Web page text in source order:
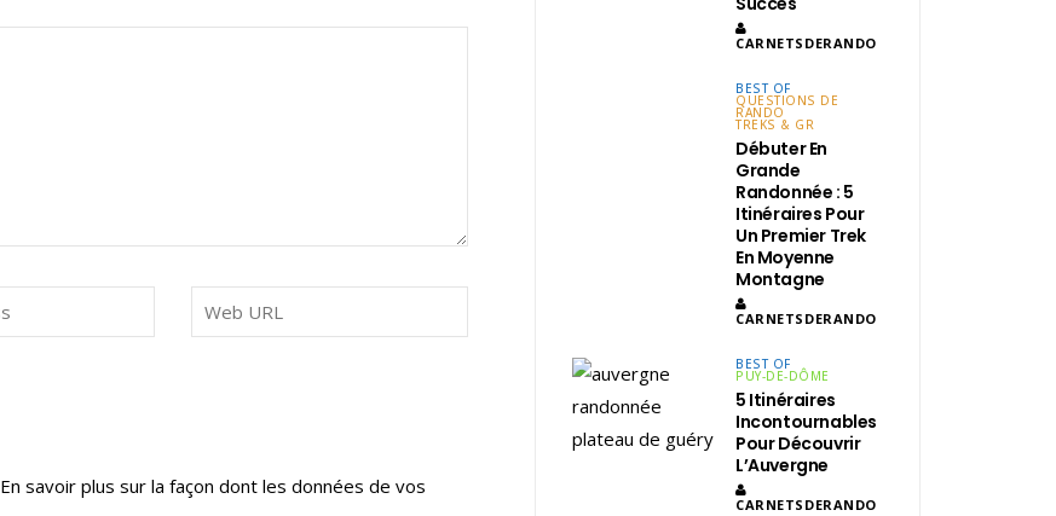
En savoir plus sur la façon dont les données de vos
CARNETSDERANDO
BEST OF
QUESTIONS DE
RANDO
TREKS & GR
Débuter En
Grande
Randonnée : 5
Itinéraires Pour
Un Premier Trek
En Moyenne
Montagne
CARNETSDERANDO
BEST OF
PUY-DE-DÔME
5 Itinéraires
Incontournables
Pour Découvrir
L’Auvergne
CARNETSDERANDO